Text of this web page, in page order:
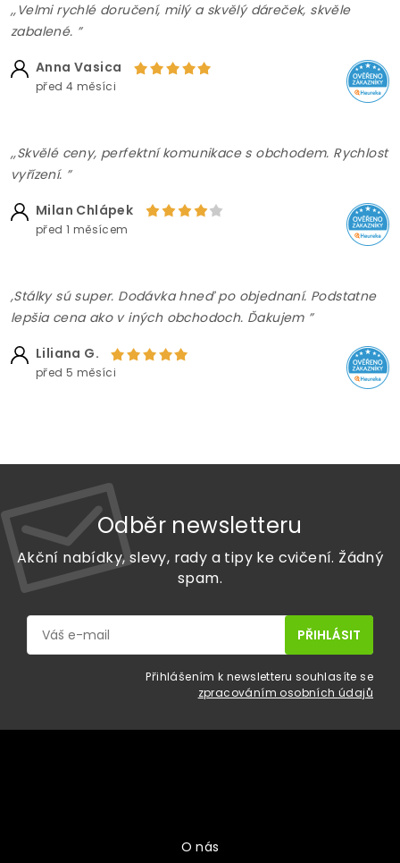
,,Velmi rychlé doručení, milý a skvělý dáreček, skvěle
zabalené. ”
Anna Vasica
před 4 měsíci
,,Skvělé ceny, perfektní komunikace s obchodem. Rychlost
vyřízení. ”
Milan Chlápek
před 1 měsícem
,Stálky sú super. Dodávka hneď po objednaní. Podstatne
lepšia cena ako v iných obchodoch. Ďakujem ”
Liliana G.
před 5 měsíci
Odběr newsletteru
Akční nabídky, slevy, rady a tipy ke cvičení. Žádný
spam.
Přihlášením k newsletteru souhlasíte se
zpracováním osobních údajů
O nás